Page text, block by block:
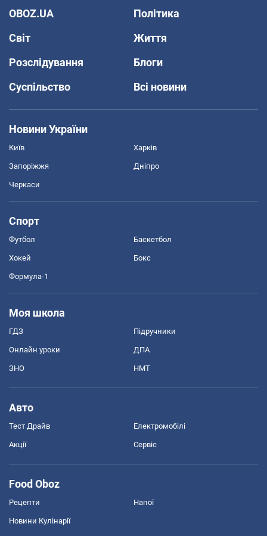
OBOZ.UA
Політика
Світ
Життя
Розслідування
Блоги
Суспільство
Всі новини
Новини України
Київ Харків
Запоріжжя Дніпро
Черкаси
Спорт
Футбол Баскетбол
Хокей Бокс
Формула-1
Моя школа
ГДЗ Підручники
Онлайн уроки ДПА
ЗНО НМТ
Авто
Тест Драйв Електромобілі
Акції Сервіс
Food Oboz
Рецепти Напої
Новини Кулінарії